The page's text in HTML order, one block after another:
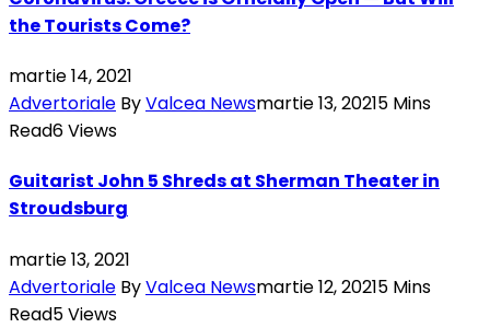
the Tourists Come?
martie 14, 2021
Advertoriale ByValcea Newsmartie 13, 20215 Mins
Read6Views
Guitarist John 5 Shreds at Sherman Theater in
Stroudsburg
martie 13, 2021
Advertoriale ByValcea Newsmartie 12, 20215 Mins
Read5Views